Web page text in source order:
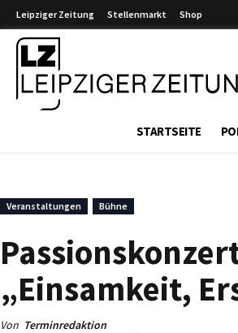
Leipziger Zeitung Stellenmarkt Shop
STARTSEITE
Veranstaltungen Bühne
„Einsamkeit,
Von Terminredaktion